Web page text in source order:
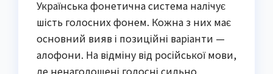
Українська фонетична система налічує
шість голосних фонем. Кожна з них має
основний вияв і позиційні варіанти —
алофони. На відміну від російської мови,
де ненаголошені голосні сильно